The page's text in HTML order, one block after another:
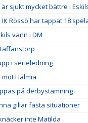
är sjukt mycket bättre i
IK Rössö har tappat 18
vann i DM
i serieledning
Halmia
på derbystämning
gillar fasta situationer
inte Matilda